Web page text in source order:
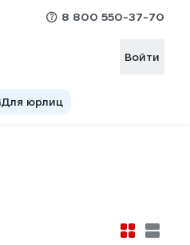
8 800 550-37-70
Войти
Для юрлиц